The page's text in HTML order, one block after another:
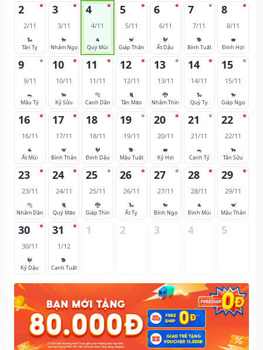
2
2/11
🐍
Tân Tỵ
3
3/11
🐎
Nhâm Ngọ
4
4/11
🐐
Quý Mùi
5
5/11
🐒
Giáp Thân
6
6/11
🐓
Ất Dậu
7
7/11
🐕
Bính Tuất
8
8/11
🐖
Đinh Hợi
9
9/11
🐀
Mậu Tý
10
10/11
🐂
Kỷ Sửu
11
11/11
🐅
Canh Dần
12
12/11
🐈
Tân Mão
13
13/11
🐉
Nhâm Thìn
14
14/11
🐍
Quý Tỵ
15
15/11
🐎
Giáp Ngọ
16
16/11
🐐
Ất Mùi
17
17/11
🐒
Bính Thân
18
18/11
🐓
Đinh Dậu
19
19/11
🐕
Mậu Tuất
20
20/11
🐖
Kỷ Hợi
21
21/11
🐀
Canh Tý
22
22/11
🐂
Tân Sửu
23
23/11
🐅
Nhâm Dần
24
24/11
🐈
Quý Mão
25
25/11
🐉
Giáp Thìn
26
26/11
🐍
Ất Tỵ
27
27/11
🐎
Bính Ngọ
28
28/11
🐐
Đinh Mùi
29
29/11
🐒
Mậu Thân
30
30/11
🐓
Kỷ Dậu
31
1/12
🐕
Canh Tuất
1 2 3 4 5